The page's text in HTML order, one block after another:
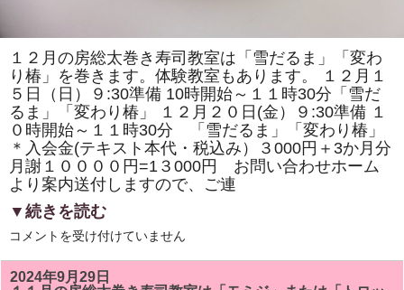
介
や
作
り
方
の
デ
モ
ン
ス
ト
レ
ー
ョ
を
ま
し
１２月の房総太巻き寿司教室は「雪だるま」「変わ
り椿」を巻きます。体験教室もあります。 １２月１
５日（日）９:30準備 10時開始～１１時30分「雪だ
るま」「変わり椿」 １２月２０日(金）９:30準備 １
０時開始～１１時30分 「雪だるま」「変わり椿」
＊入会金(テキスト本代・税込み）３000円＋3か月分
月謝１００００円=1３000円 お問い合わせホーム
より案内送付しますので、ご連
▼続きを読む
１
月
の
房
コメントを受け付けていません
2024年9月29日